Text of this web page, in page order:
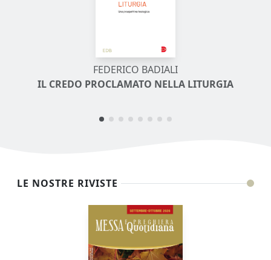
FEDERICO BADIALI
IL CREDO PROCLAMATO NELLA LITURGIA
LE NOSTRE RIVISTE